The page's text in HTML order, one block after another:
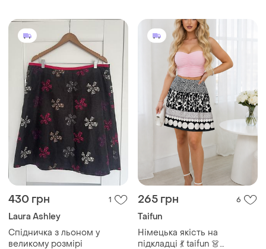
430 грн 1
Laura Ashley
Спідничка з льоном у
великому розмірі
265 грн 6
Taifun
Німецька якість на
підкладці 💃 taifun 👗